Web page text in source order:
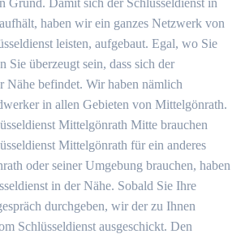
Grund. Damit sich der Schlüsseldienst in
haben wir ein ganzes Netzwerk von
leisten, aufgebaut. Egal, wo Sie
Sie überzeugt sein, dass sich der
Nähe befindet. Wir haben nämlich
in allen Gebieten von Mittelgönrath.
Mittelgönrath Mitte brauchen
Mittelgönrath für ein anderes
oder seiner Umgebung brauchen, haben
in der Nähe. Sobald Sie Ihre
durchgeben, wir der zu Ihnen
Schlüsseldienst ausgeschickt. Den